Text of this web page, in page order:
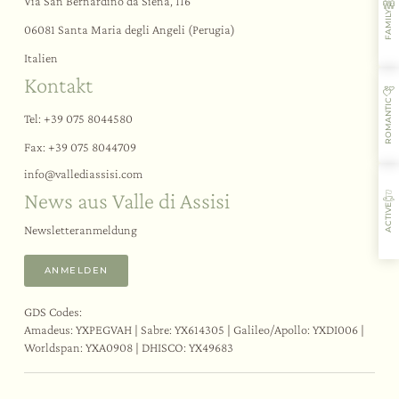
Gastfreundschaft
Aromen
Aktivitäten
Restaurant
Der Fitnessbereich
Events
Themen-Teambuilding
Hochzeiten und Events
Erlebnisse
Aktivitäten und Sport
Verkostungen und Kurse
Assisi und Umgebung
06081 Santa Maria degli Angeli (Perugia)
Italien
Kontakt
Tel:+39 075 8044580
Fax: +39 075 8044709
info@vallediassisi.com
News aus Valle di Assisi
Newsletteranmeldung
ANMELDEN
GDS Codes:
Amadeus: YXPEGVAH | Sabre: YX614305 | Galileo/Apollo: YXDI006 |
Worldspan: YXA0908 | DHISCO: YX49683
FAMILY
ROMANTIC
ACTIVE